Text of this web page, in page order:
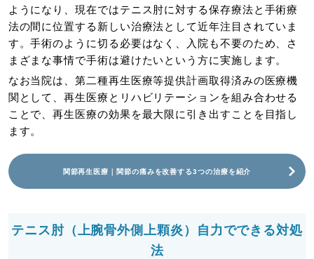
ようになり、現在ではテニス肘に対する保存療法と手術療
法の間に位置する新しい治療法として近年注目されていま
す。手術のように切る必要はなく、入院も不要のため、さ
まざまな事情で手術は避けたいという方に実施します。
なお当院は、第二種再生医療等提供計画取得済みの医療機
関として、再生医療とリハビリテーションを組み合わせる
ことで、再生医療の効果を最大限に引き出すことを目指し
ます。
関節再生医療｜関節の痛みを改善する3つの治療を紹介
テニス肘（上腕骨外側上顆炎）自力でできる対処
法